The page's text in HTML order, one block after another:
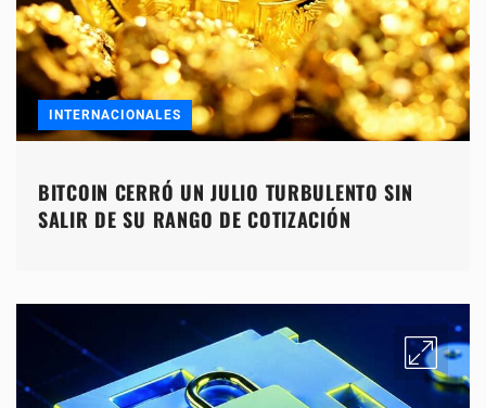
INTERNACIONALES
BITCOIN CERRÓ UN JULIO TURBULENTO SIN
SALIR DE SU RANGO DE COTIZACIÓN